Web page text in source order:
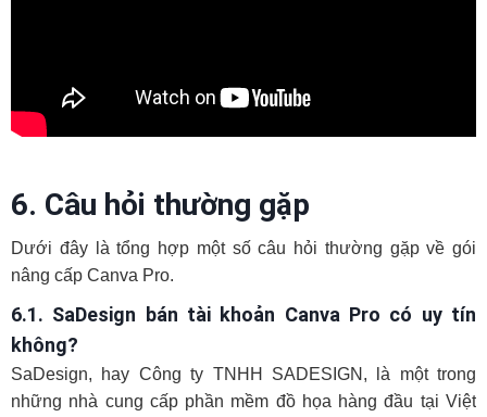
6. Câu hỏi thường gặp
Dưới đây là tổng hợp một số câu hỏi thường gặp về gói
nâng cấp Canva Pro.
6.1. SaDesign bán tài khoản Canva Pro có uy tín
không?
SaDesign, hay Công ty TNHH SADESIGN, là một trong
những nhà cung cấp phần mềm đồ họa hàng đầu tại Việt